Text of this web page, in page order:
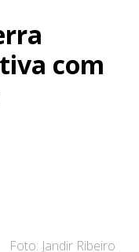
com
Foto: Jandir Ribeiro